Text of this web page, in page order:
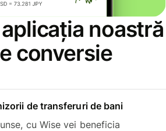
noastră
conversie
de transferuri de bani
cu Wise vei beneficia